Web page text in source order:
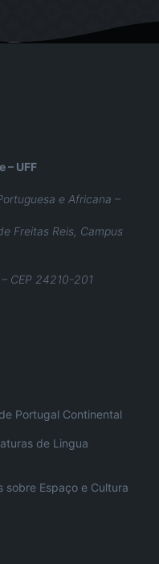
– UFF
e Africana –
Freitas Reis, Campus
CEP 24210-201
Portugal Continental
de Lingua
sobre Espaço e Cultura